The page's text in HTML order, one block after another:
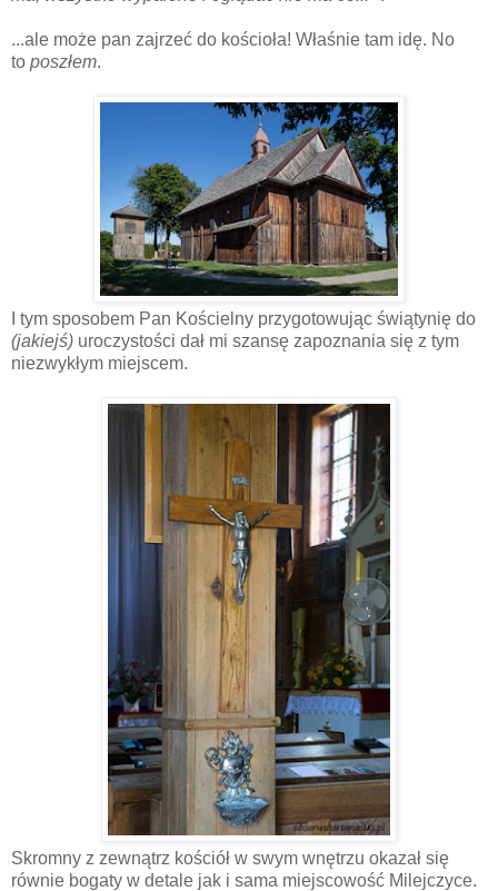
...ale może pan zajrzeć do kościoła! Właśnie tam idę. No
to poszłem.
I tym sposobem Pan Kościelny przygotowując świątynię do
(jakiejś) uroczystości dał mi szansę zapoznania się z tym
niezwykłym miejscem.
Skromny z zewnątrz kościół w swym wnętrzu okazał się
równie bogaty w detale jak i sama miejscowość Milejczyce.